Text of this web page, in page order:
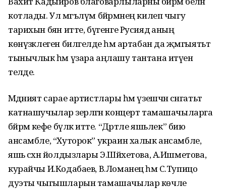
котлады. Ул мәгълүм бәйрәмнең килеп чыгу
тарихын бәян итте, бүгенге Русиядә аның
көнүзәклеген билгеләде һәм артабан да җәмгыятьтә
тынычлык һәм үзара аңлашу тантана итүен
теләде.
Мәдәният сарае артистлары һәм үзешчән сәнгатьтә
катнашучылар әзерләгән концерт тамашачыларга
бәйрәм кәефе бүләк итте. “Дәртле яшьлек” бию
ансамбле, “Хуторок” украин халык ансамбле,
яшь сәхнә йолдызлары Э.Шәйхетова, А.Ишметова,
курайчы И.Кодабаев, В.Ломанец һәм С.Тупицо
дуэты чыгышларын тамашачылар көчле